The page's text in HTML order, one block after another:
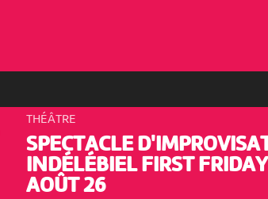
THÉÂTRE
SPECTACLE
INDÉLÉBIEL FIRST FRIDAY
AOÛT 26